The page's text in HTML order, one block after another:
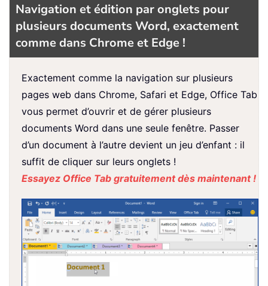
Navigation et édition par onglets pour
plusieurs documents Word, exactement
comme dans Chrome et Edge !
Exactement comme la navigation sur plusieurs
pages web dans Chrome, Safari et Edge, Office Tab
vous permet d’ouvrir et de gérer plusieurs
documents Word dans une seule fenêtre. Passer
d’un document à l’autre devient un jeu d’enfant : il
suffit de cliquer sur leurs onglets !
Essayez Office Tab gratuitement dès maintenant !